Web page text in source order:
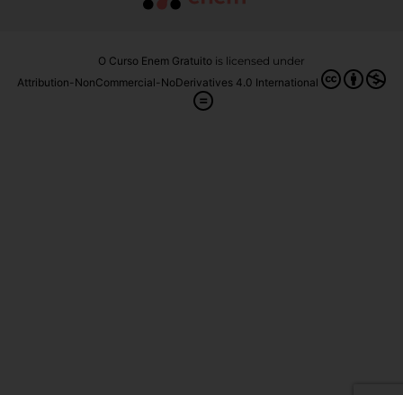
O Curso Enem Gratuito is licensed under
Attribution-NonCommercial-NoDerivatives 4.0 International